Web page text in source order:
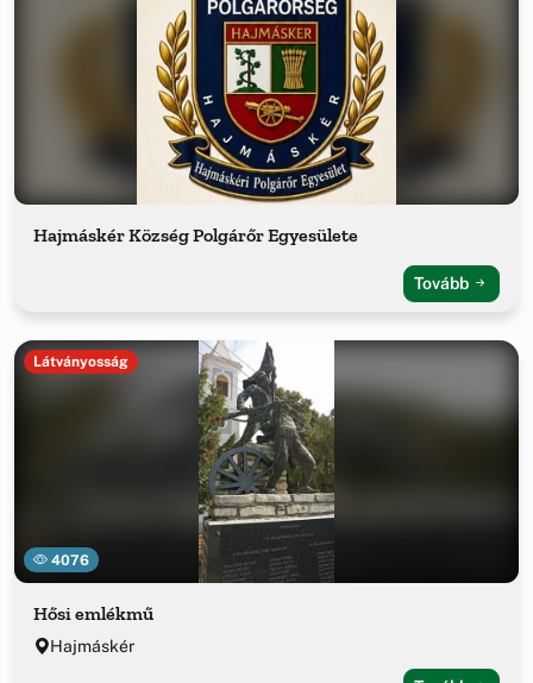
Hajmáskér Község Polgárőr Egyesülete
Tovább
4076
Látványosság
Hősi emlékmű
Hajmáskér